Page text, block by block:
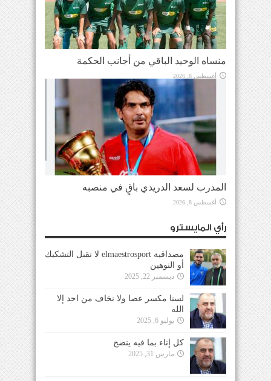
منساه الوحيد الباقي من أجانب الحكمة
أغسطس 8, 2026
المدرب لسعد الدريدي باقٍ في منصبه
أغسطس 8, 2026
رأي المايسترو
مصداقية elmaestrosport لا تقبل التشكيك
أو التوهين
ديسمبر 22, 2025
لسنا مكسر عصا ولا نخاف من احد إلا
الله
يوليو 6, 2025
كل إناء بما فيه ينضح
مارس 31, 2025